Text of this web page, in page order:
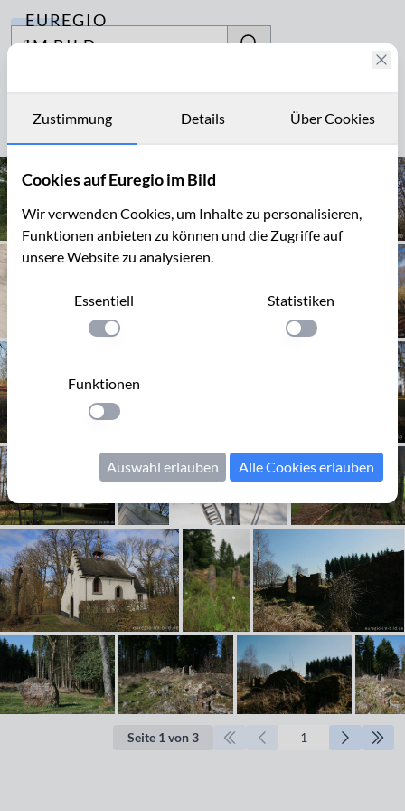
EUREGIO
IM BILD
Archiv
Kontakt
Archiv
Seite 1 von 3
Zustimmung Details Über Cookies
Cookies auf Euregio im Bild
Wir verwenden Cookies, um Inhalte zu personalisieren,
Funktionen anbieten zu können und die Zugriffe auf
unsere Website zu analysieren.
Essentiell
Einstellung anwenden
Statistiken
Einstellung
Funktionen
Einstellung anwenden
Auswahl erlauben Alle Cookies erlauben